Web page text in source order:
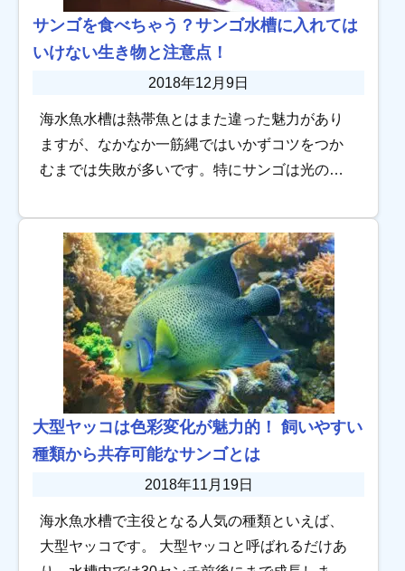
サンゴを食べちゃう？サンゴ水槽に入れては
いけない生き物と注意点！
2018年12月9日
海水魚水槽は熱帯魚とはまた違った魅力があり
ますが、なかなか一筋縄ではいかずコツをつか
むまでは失敗が多いです。特にサンゴは光の波
苦労している人も多い傾向にあります。 しかし
サンゴ飼 […]
大型ヤッコは色彩変化が魅力的！ 飼いやすい
種類から共存可能なサンゴとは
2018年11月19日
海水魚水槽で主役となる人気の種類といえば、
大型ヤッコです。 大型ヤッコと呼ばれるだけあ